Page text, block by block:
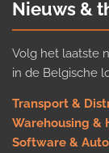
Nieuws &
Volg het laatste
in de Belgische
Transport &
Warehousing &
Software &